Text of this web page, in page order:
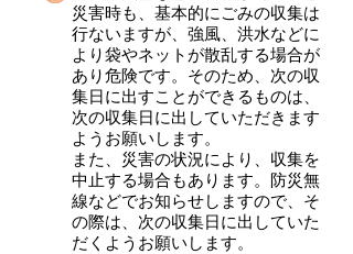
災害時も、基本的にごみの収集は
行ないますが、強風、洪水などに
より袋やネットが散乱する場合が
あり危険です。そのため、次の収
集日に出すことができるものは、
次の収集日に出していただきます
ようお願いします。
また、災害の状況により、収集を
中止する場合もあります。防災無
線などでお知らせしますので、そ
の際は、次の収集日に出していた
だくようお願いします。